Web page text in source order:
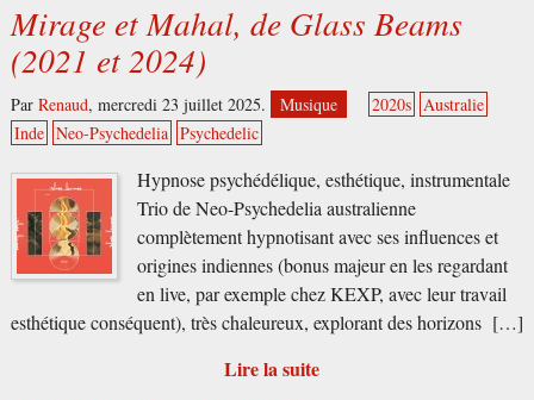
Mirage et Mahal, de Glass Beams
(2021 et 2024)
Par Renaud, mercredi 23 juillet 2025. Musique 2020s Australie
Inde Neo-Psychedelia Psychedelic
Hypnose psychédélique, esthétique, instrumentale
Trio de Neo-Psychedelia australienne
complètement hypnotisant avec ses influences et
origines indiennes (bonus majeur en les regardant
en live, par exemple chez KEXP, avec leur travail
esthétique conséquent), très chaleureux, explorant des horizons […]
Lire la suite